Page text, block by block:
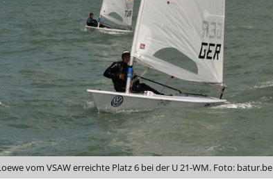
vom VSAW erreichte Platz 6 bei der U 21-WM. Foto: batur.be